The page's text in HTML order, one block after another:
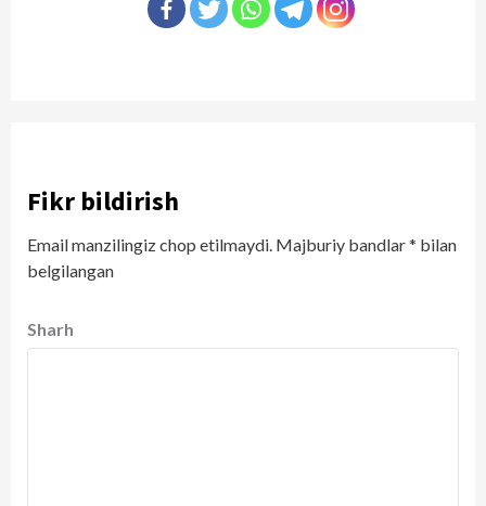
Fikr bildirish
Email manzilingiz chop etilmaydi. Majburiy bandlar* bilan
belgilangan
Sharh